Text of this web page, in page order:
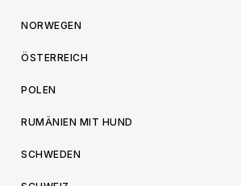
NORWEGEN
ÖSTERREICH
POLEN
RUMÄNIEN MIT HUND
SCHWEDEN